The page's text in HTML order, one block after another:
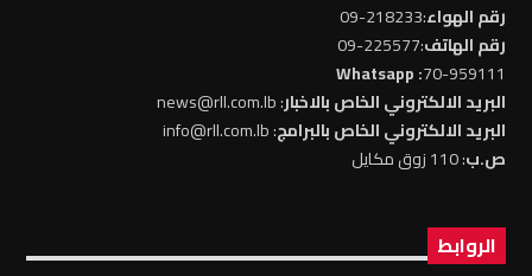
رقم الهواء:218233-09
رقم الهاتف:225577-09
70-959111
: Whatsapp
البريد الالكتروني الخاص بالاخبار: news@rll.com.lb
البريد الالكتروني الخاص بالبرامج: info@rll.com.lb
ص.ب: 110 زوق مكايل
الروابط